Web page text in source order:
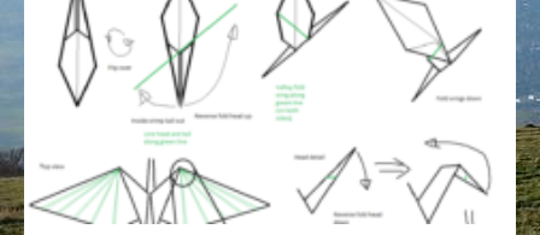
GIVRE D’ÉTÉ
GROOVE N SUN
IL ÉTAIT UNE FOIS
L’ASTUCE DE LA PORTE EN BOIS
LA FABRIK POÉTIK
TECHHOUSE
PLUS DE MIX